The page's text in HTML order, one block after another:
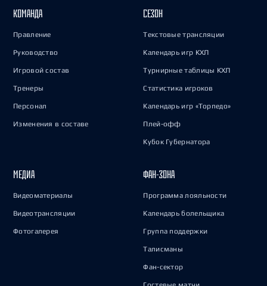
КОМАНДА
Правление
Руководство
Игровой состав
Тренеры
Персонал
Изменения в составе
СЕЗОН
Текстовые трансляции
Календарь игр КХЛ
Турнирные таблицы КХЛ
Статистика игроков
Календарь игр «Торпедо»
Плей-офф
Кубок Губернатора
МЕДИА
Видеоматериалы
Видеотрансляции
Фотогалерея
ФАН-ЗОНА
Программа лояльности
Календарь болельщика
Группа поддержки
Талисманы
Фан-сектор